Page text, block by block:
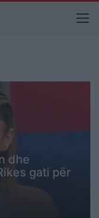
dhe
gati për